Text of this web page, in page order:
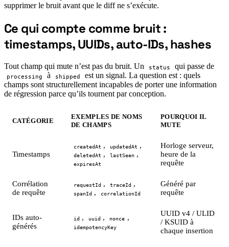
supprimer le bruit avant que le diff ne s’exécute.
#
Ce qui compte comme bruit :
timestamps, UUIDs, auto-IDs, hashes
Tout champ qui mute n’est pas du bruit. Un status qui passe de
processing à shipped
est un signal. La question est : quels
champs sont structurellement incapables de porter une information
de régression parce qu’ils tournent par conception.
CATÉGORIE
EXEMPLES DE NOMS
DE CHAMPS
POURQUOI IL
MUTE
Timestamps
createdAt , updatedAt ,
deletedAt , lastSeen ,
expiresAt
Horloge serveur,
heure de la
requête
Corrélation
de requête
requestId , traceId ,
spanId , correlationId
Généré par
requête
IDs auto-
générés
id , uuid , nonce ,
idempotencyKey
UUID v4 / ULID
/ KSUID à
chaque insertion